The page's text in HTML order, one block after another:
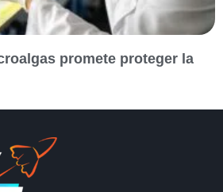
promete proteger la